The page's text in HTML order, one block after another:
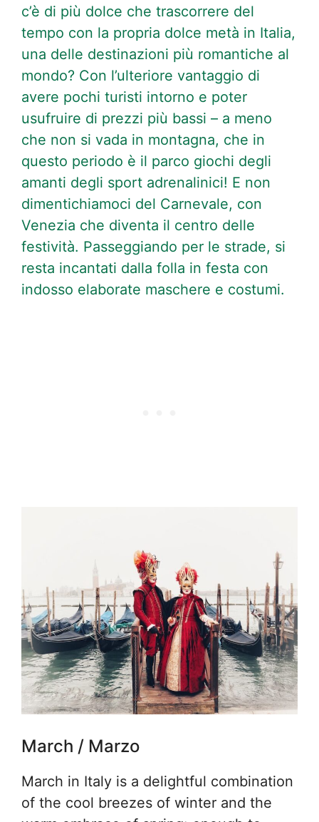
c’è di più dolce che trascorrere del
tempo con la propria dolce metà in Italia,
una delle destinazioni più romantiche al
mondo? Con l’ulteriore vantaggio di
avere pochi turisti intorno e poter
usufruire di prezzi più bassi – a meno
che non si vada in montagna, che in
questo periodo è il parco giochi degli
amanti degli sport adrenalinici! E non
dimentichiamoci del Carnevale, con
Venezia che diventa il centro delle
festività. Passeggiando per le strade, si
resta incantati dalla folla in festa con
indosso elaborate maschere e costumi.
March / Marzo
March in Italy is a delightful combination
of the cool breezes of winter and the